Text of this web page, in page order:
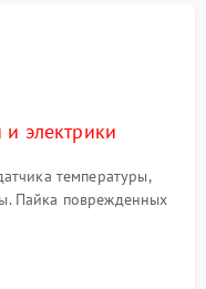
и электрики
температуры,
Пайка поврежденных
и контактов.